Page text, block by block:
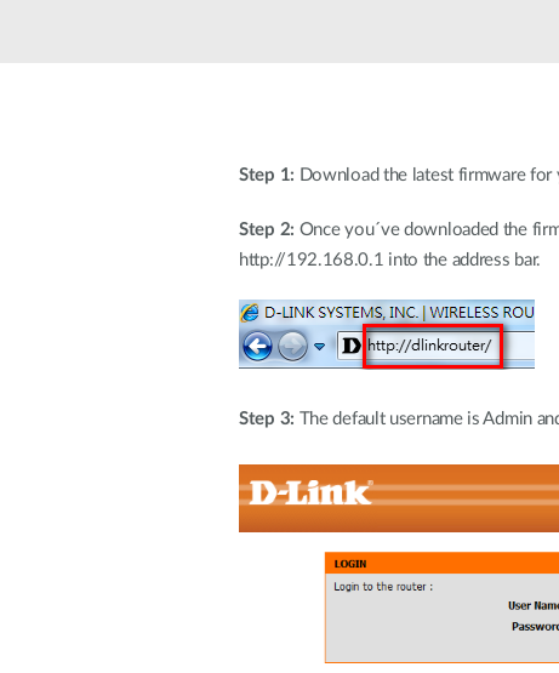
Step 1: Download the latest firmware
Step 2: Once you´ve downloaded the
http://192.168.0.1 into the address bar.
Step 3: The default username is Admin